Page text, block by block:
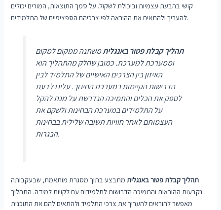
קושי בהבעת עצמיות וביכולת לשקול. על סמך התוצאות, המורים יכולים
להעריך ולהתאים את ההוראה לפי צרכיהם הספציפיים של התלמידים.
תהליך קבלת פטור באנגליתמשתנה ממקום למקום
וממערכת למערכת. כמובן שחלק מהתהליך הוא
האיזון בין הצרכים האישיים של התלמיד לבין
הדרישות הקיימות במערכת החינוך. עלינו לדעת
לספק את הכלים והתמיכה הנדרשת על מנת להקל
על התלמידים במערכת הבחינות ולשקם את
העצמותם לאחר חוויות תשובה שלילית בבחינות
הבגרות.
תהליךקבלת פטור באנגליתמתבצע בתוך מסגרת מותאמת, שבעקבותה
נקבעות ההוראות והתמיכה הדרושות לתלמידים עם לקויות למידה. התהליך
מאפשר להוראים להעריך את צרכי התלמיד ולהתאים להם את התוכנית